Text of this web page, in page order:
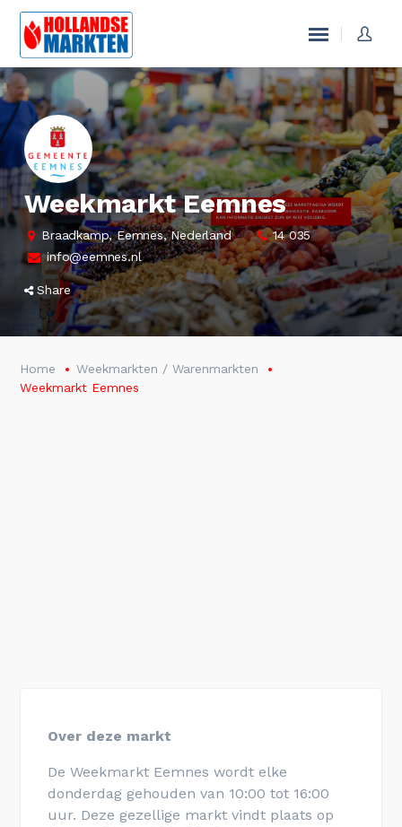
Weekmarkt Eemnes
Braadkamp, Eemnes, Nederland
14 035
info@eemnes.nl
Share
Home
Weekmarkten / Warenmarkten
Weekmarkt Eemnes
Over deze markt
De Weekmarkt Eemnes wordt elke
donderdag gehouden van 10:00 tot 16:00
uur. Deze gezellige markt vindt plaats op